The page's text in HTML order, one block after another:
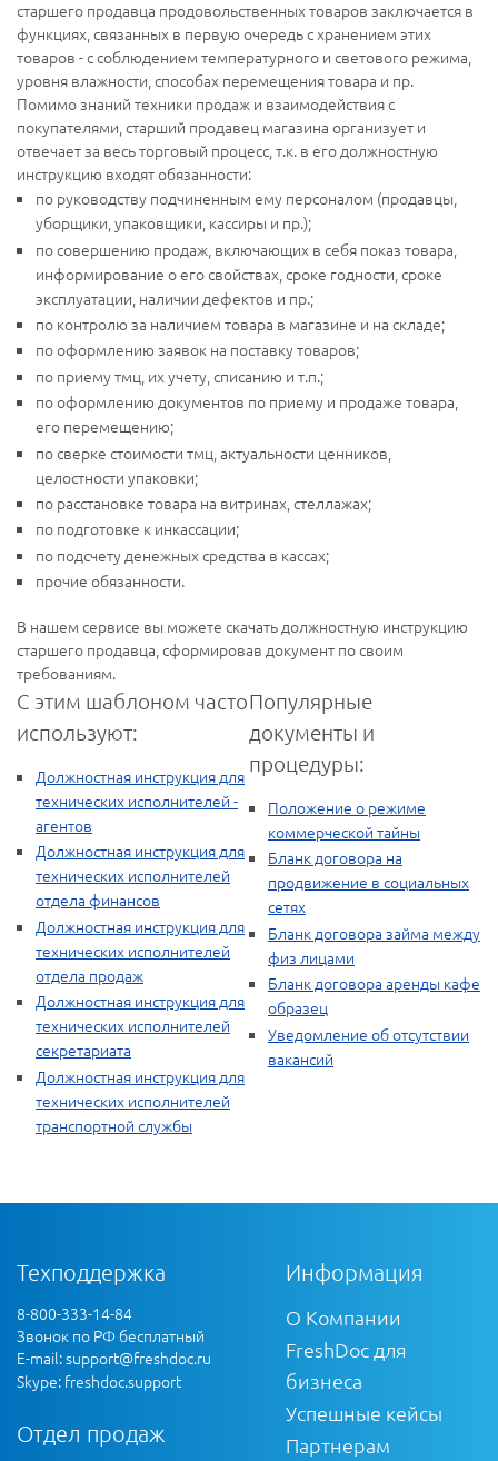
старшего продавца продовольственных товаров заключается в
функциях, связанных в первую очередь с хранением этих
товаров - с соблюдением температурного и светового режима,
уровня влажности, способах перемещения товара и пр.
Помимо знаний техники продаж и взаимодействия с
покупателями, старший продавец магазина организует и
отвечает за весь торговый процесс, т.к. в его должностную
инструкцию входят обязанности:
по руководству подчиненным ему персоналом (продавцы,
уборщики, упаковщики, кассиры и пр.);
по совершению продаж, включающих в себя показ товара,
информирование о его свойствах, сроке годности, сроке
эксплуатации, наличии дефектов и пр.;
по контролю за наличием товара в магазине и на складе;
по оформлению заявок на поставку товаров;
по приему тмц, их учету, списанию и т.п.;
по оформлению документов по приему и продаже товара,
его перемещению;
по сверке стоимости тмц, актуальности ценников,
целостности упаковки;
по расстановке товара на витринах, стеллажах;
по подготовке к инкассации;
по подсчету денежных средства в кассах;
прочие обязанности.
В нашем сервисе вы можете скачать должностную инструкцию
старшего продавца, сформировав документ по своим
требованиям.
С этим шаблоном часто
используют:
Должностная инструкция для
технических исполнителей -
агентов
Должностная инструкция для
технических исполнителей
отдела финансов
Должностная инструкция для
технических исполнителей
отдела продаж
Должностная инструкция для
технических исполнителей
секретариата
Должностная инструкция для
технических исполнителей
транспортной службы
Популярные
документы и
процедуры:
Положение о режиме
коммерческой тайны
Бланк договора на
продвижение в социальных
сетях
Бланк договора займа между
физ лицами
Бланк договора аренды кафе
образец
Уведомление об отсутствии
вакансий
Техподдержка
8-800-333-14-84
Звонок по РФ бесплатный
E-mail:support@freshdoc.ru
Skype: freshdoc.support
Отдел продаж
Информация
О Компании
FreshDoc для
бизнеса
Успешные кейсы
Партнерам